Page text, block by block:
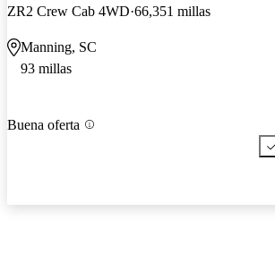
ZR2 Crew Cab 4WD 66,351 millas
Manning, SC
93 millas
Buena oferta